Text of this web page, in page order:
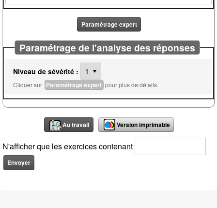
Paramétrage expert
Paramétrage de l'analyse des réponses
Niveau de sévérité :
Cliquer sur Paramétrage expert pour plus de détails.
Au travail Version imprimable
N'afficher que les exercices contenant